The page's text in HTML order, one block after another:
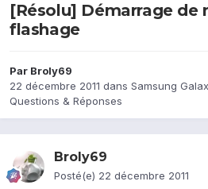
[Résolu] Démarrage de
flashage
Par Broly69
22 décembre 2011 dans Samsung
Questions & Réponses
Broly69
Posté(e) 22 décembre 2011